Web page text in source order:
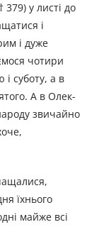
у листі до
і
і дуже
чотири
суботу, а в
А в Олек­
звичайно
їхнього
майже всі